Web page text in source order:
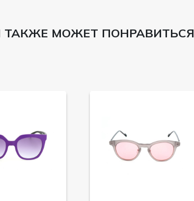
ТАКЖЕ МОЖЕТ ПОНРАВИТЬСЯ